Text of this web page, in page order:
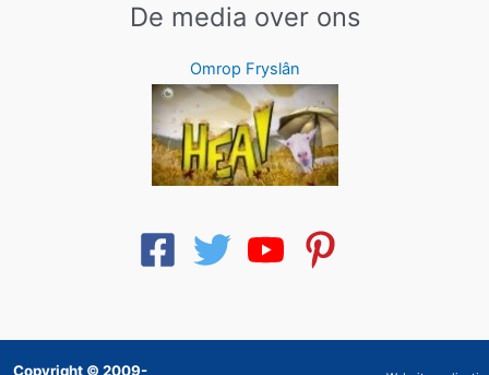
De media over ons
Omrop Fryslân
Copyright © 2009-